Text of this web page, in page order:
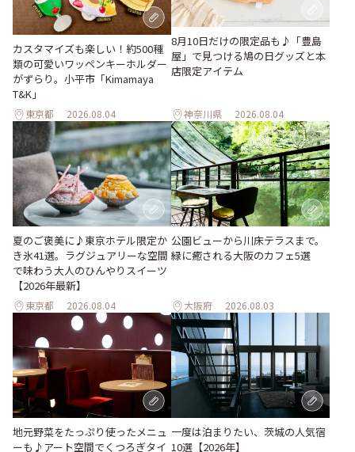
カスタマイズも楽しい！約500種
類の可愛いワッペンキーホルダー
がずらり。小平市「Kimamaya
T&K」
東京都 2026.08.04
8月10日だけの限定品も♪「豊島
屋」で見つける鳩の日グッズと本
店限定アイテム
神奈川県 2026.08.04
夏のご褒美に♪東京ホテル限定か
き氷41選。ラグジュアリーな空間
で味わう大人のひんやりスイーツ
【2026年最新】
東京都 2026.08.04
公園ビューから川床テラスまで。
緑に癒される大阪のカフェ5選
大阪府 2026.08.03
地元野菜をたっぷり使ったメニュ
ーも♪アート空間でくつろぎタイ
一度は泊まりたい、茨城の人気宿
10選【2026年】